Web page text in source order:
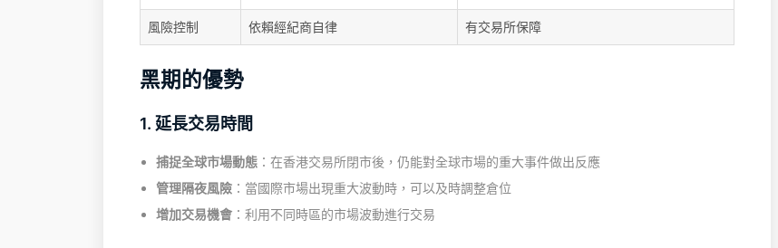
風險控制 依賴經紀商自律 有交易所保障
黑期的優勢
1. 延長交易時間
捕捉全球市場動態 ：在香港交易所閉市後，仍能對全球市場的重大事件做出反應
管理隔夜風險 ：當國際市場出現重大波動時，可以及時調整倉位
增加交易機會 ：利用不同時區的市場波動進行交易